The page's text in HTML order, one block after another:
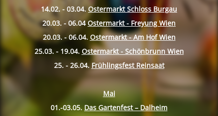
14.02. - 03.04. Ostermarkt Schloss Burgau
20.03. - 06.04 Ostermarkt - Freyung Wien
20.03. - 06.04. Ostermarkt - Am Hof Wien
25.03. - 19.04. Ostermarkt - Schönbrunn Wien
25. - 26.04. Frühlingsfest Reinsaat
Mai
01.-03.05. Das Gartenfest – Dalheim